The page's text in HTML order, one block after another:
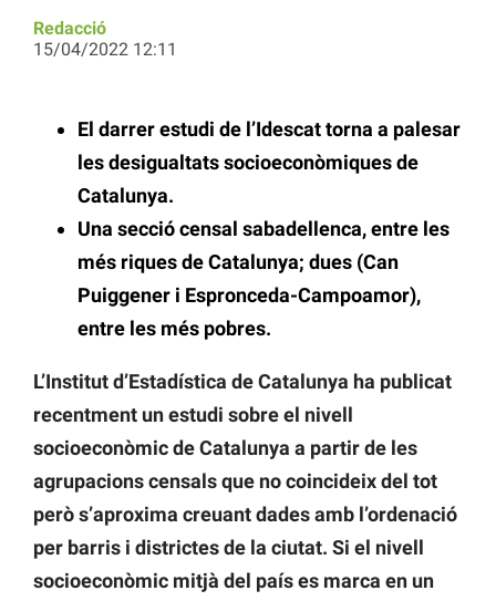
Redacció
15/04/2022 12:11
El darrer estudi de l’Idescat torna a palesar
les desigualtats socioeconòmiques de
Catalunya.
Una secció censal sabadellenca, entre les
més riques de Catalunya; dues (Can
Puiggener i Espronceda-Campoamor),
entre les més pobres.
L’Institut d’Estadística de Catalunya ha publicat
recentment un estudi sobre el nivell
socioeconòmic de Catalunya a partir de les
agrupacions censals que no coincideix del tot
però s’aproxima creuant dades amb l’ordenació
per barris i districtes de la ciutat. Si el nivell
socioeconòmic mitjà del país es marca en un